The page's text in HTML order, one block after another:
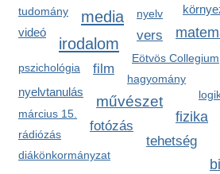
tudomány
media nyelv
videó vers
irodalom
Eötvös Collegium
pszichológia film
hagyomány
nyelvtanulás
művészet
március 15. fizika
fotózás
rádiózás tehetség
diákönkormányzat